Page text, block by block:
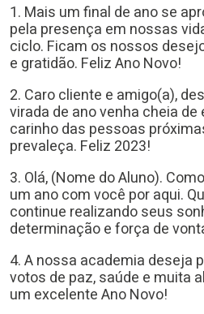
1. Mais um final de ano se
pela presença em nossas
ciclo. Ficam os nossos
e gratidão. Feliz Ano Novo!
2. Caro cliente e amigo(a),
virada de ano venha cheia de
carinho das pessoas
prevaleça. Feliz 2023!
3. Olá, (Nome do Aluno).
um ano com você por aqui.
continue realizando seus
determinação e força de
4. A nossa academia deseja
votos de paz, saúde e muita
um excelente Ano Novo!